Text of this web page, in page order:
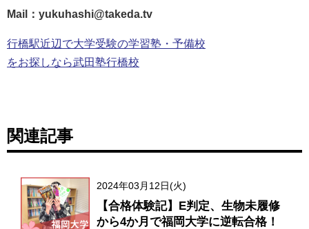
Mail：yukuhashi@takeda.tv
行橋駅近辺で大学受験の学習塾・予備校
をお探しなら武田塾行橋校
関連記事
2024年03月12日(火)
【合格体験記】E判定、生物未履修
から4か月で福岡大学に逆転合格！